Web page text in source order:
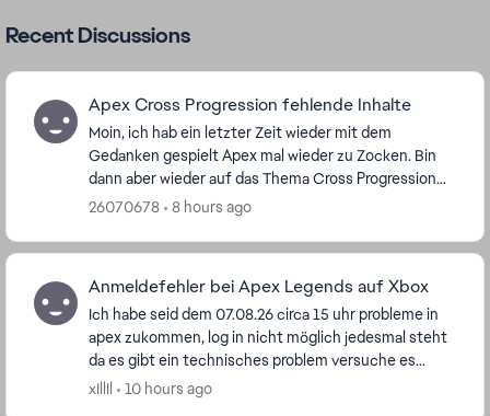
Recent Discussions
Apex Cross Progression fehlende Inhalte
Moin, ich hab ein letzter Zeit wieder mit dem
Gedanken gespielt Apex mal wieder zu Zocken. Bin
dann aber wieder auf das Thema Cross Progression
gestoßen. Das größte Problem ist das ich vor der
26070678 8 hours ago
Anmeldefehler bei Apex Legends auf Xbox
Ich habe seid dem 07.08.26 circa 15 uhr probleme in
apex zukommen, log in nicht möglich jedesmal steht
da es gibt ein technisches problem versuche es
später. Ich habe wirklich alles versucht um wie...
xIllIl 10 hours ago